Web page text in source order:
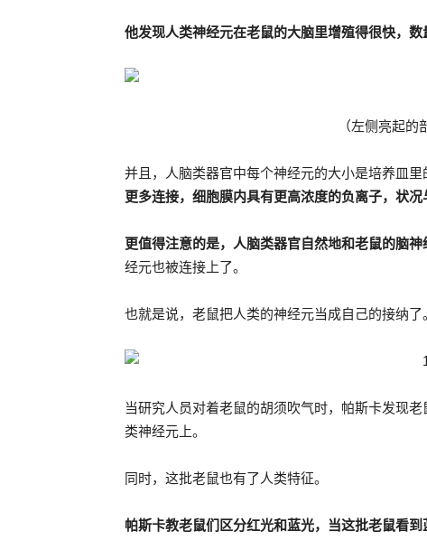
他发现人类神经元在老鼠的大脑里增殖得很快，
（左侧亮起的
并且，人脑类器官中每个神经元的大小是培养皿里
更多连接，细胞膜内具有更高浓度的负离子，状况
更值得注意的是，人脑类器官自然地和老鼠的脑神
经元也被连接上了。
也就是说，老鼠把人类的神经元当成自己的接纳了
当研究人员对着老鼠的胡须吹气时，帕斯卡发现
类神经元上。
同时，这批老鼠也有了人类特征。
帕斯卡教老鼠们区分红光和蓝光，当这批老鼠看